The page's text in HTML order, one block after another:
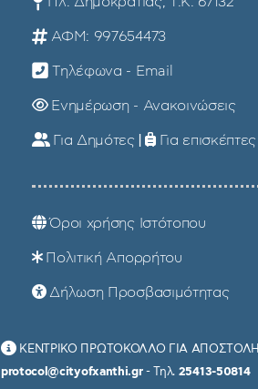
ΑΦΜ: 997654473
Τηλέφωνα - Email
Ενημέρωση - Ανακοινώσεις
Για Δημότες | Για επισκέπτες
Όροι χρήσης Ιστότοπου
Πολιτική Απορρήτου
Δήλωση Προσβασιμότητας
ΚΕΝΤΡΙΚΟ ΠΡΩΤΟΚΟΛΛΟ ΓΙΑ ΑΠΟΣΤΟΛΗ
protocol@cityofxanthi.gr- Τηλ. 25413-50814